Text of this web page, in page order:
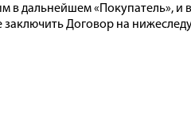
в дальнейшем «Покупатель», и
заключить Договор на